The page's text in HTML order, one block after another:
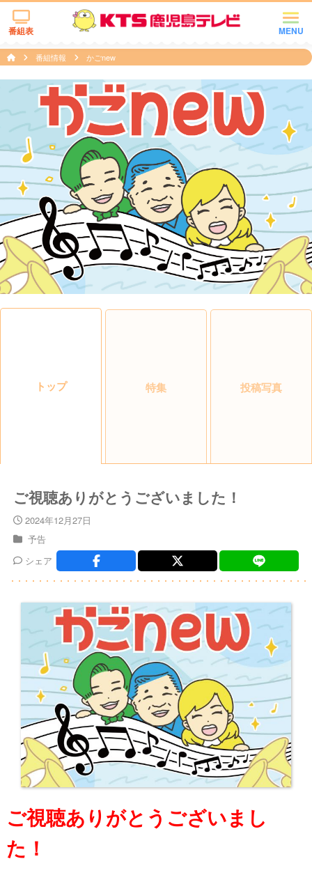
MENU
番組表
番組情報 かごnew
トップ 特集 投稿写真
ご視聴ありがとうございました！
2024年12月27日
予告
シェア
ご視聴ありがとうございまし
た！